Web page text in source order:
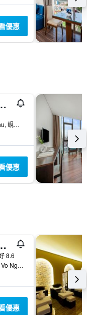
優惠
- 峴港
18-20 Pham Phu Thu, 峴港, 越南
優惠
假飯店
8.6
My Khe Beach, 300 Vo Nguyen Giap Street, 峴港, 越南
優惠